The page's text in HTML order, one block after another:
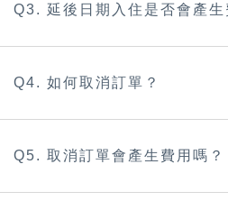
Q3. 延後日期入住是否會產生
Q4. 如何取消訂單？
Q5. 取消訂單會產生費用嗎？